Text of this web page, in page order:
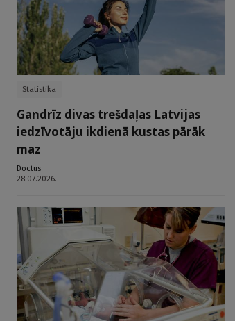
Statistika
Gandrīz divas trešdaļas Latvijas
iedzīvotāju ikdienā kustas pārāk
maz
Doctus
28.07.2026.